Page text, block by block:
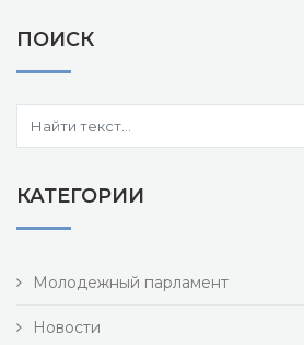
ПОИСК
КАТЕГОРИИ
Молодежный парламент
Новости